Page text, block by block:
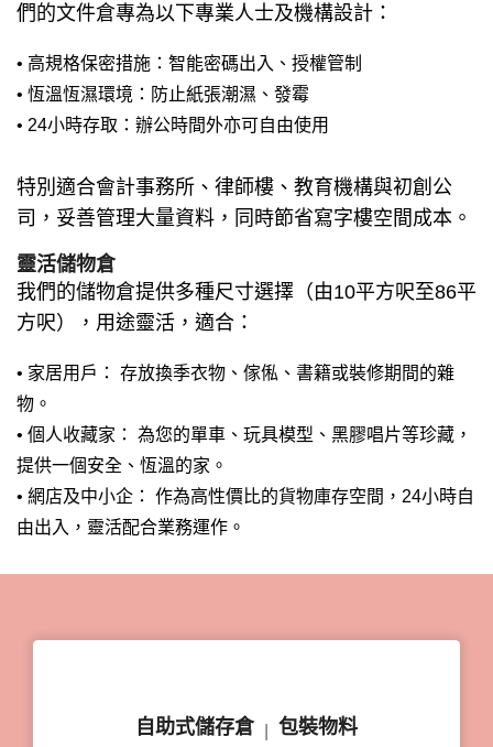
們的文件倉專為以下專業人士及機構設計：
• 高規格保密措施：智能密碼出入、授權管制
• 恆溫恆濕環境：防止紙張潮濕、發霉
• 24小時存取：辦公時間外亦可自由使用
特別適合會計事務所、律師樓、教育機構與初創公
司，妥善管理大量資料，同時節省寫字樓空間成本。
靈活儲物倉
我們的儲物倉提供多種尺寸選擇（由10平方呎至86平
方呎），用途靈活，適合：
• 家居用戶： 存放換季衣物、傢俬、書籍或裝修期間的雜
物。
• 個人收藏家： 為您的單車、玩具模型、黑膠唱片等珍藏，
提供一個安全、恆溫的家。
• 網店及中小企： 作為高性價比的貨物庫存空間，24小時自
由出入，靈活配合業務運作。
自助式儲存倉 包裝物料